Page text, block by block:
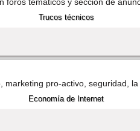
foros temáticos y sección de
pro-activo, seguridad,